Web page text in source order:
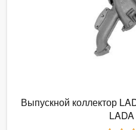
Выпускной коллектор